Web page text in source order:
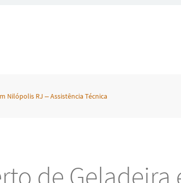
Nilópolis RJ – Assistência Técnica
de